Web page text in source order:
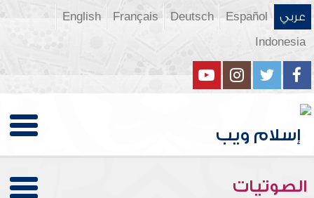
عربي Español
Deutsch
Français
English
Indonesia
الصوتيات